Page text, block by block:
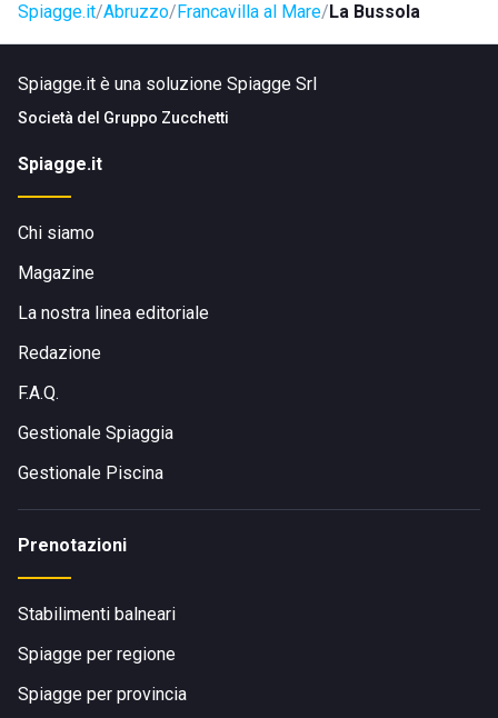
Spiagge.it Abruzzo Francavilla al Mare La Bussola
Spiagge.it è una soluzione Spiagge Srl
Società del Gruppo Zucchetti
Spiagge.it
Chi siamo
Magazine
La nostra linea editoriale
Redazione
F.A.Q.
Gestionale Spiaggia
Gestionale Piscina
Prenotazioni
Stabilimenti balneari
Spiagge per regione
Spiagge per provincia